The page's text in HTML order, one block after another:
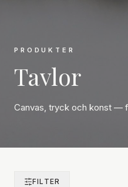
PRODUKTER
Tavlor
Canvas, tryck och konst —
FILTER